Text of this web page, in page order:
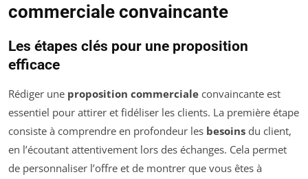
commerciale convaincante
Les étapes clés pour une proposition
efficace
Rédiger une proposition commerciale convaincante est
essentiel pour attirer et fidéliser les clients. La première étape
consiste à comprendre en profondeur les besoins du client,
en l’écoutant attentivement lors des échanges. Cela permet
de personnaliser l’offre et de montrer que vous êtes à